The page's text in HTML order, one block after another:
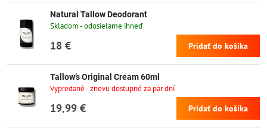
Natural Tallow Deodorant
Skladom - odosielame ihneď
18 € Pridať do košíka
Tallow’s Original Cream 60ml
Vypredané - znovu dostupné za pár dní
19,99 € Pridať do košíka